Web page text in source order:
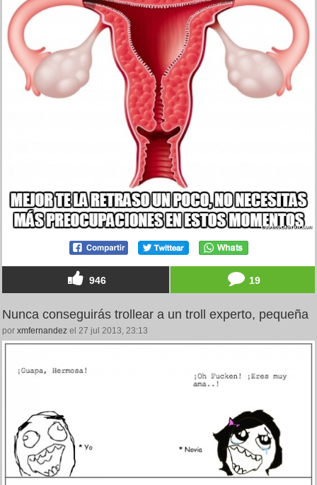
946 19
Nunca conseguirás trollear a un troll experto, pequeña
por xmfernandez el 27 jul 2013, 23:13